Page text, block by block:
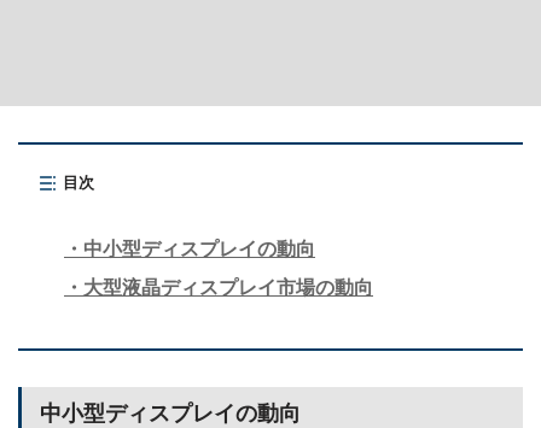
目次
中小型ディスプレイの動向
大型液晶ディスプレイ市場の動向
中小型ディスプレイの動向